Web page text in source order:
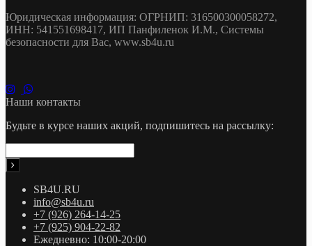
Юридическая информация: ОГРНИП: 316500300058272,
ИНН: 541551698417, ИП Панфиленок И.М., Системы
безопасности для Вас, www.sb4u.ru
Наши контакты
Будьте в курсе наших акций, подпишитесь на рассылку:
SB4U.RU
info@sb4u.ru
+7 (926) 264-14-25
+7 (925) 904-22-82
Ежедневно: 10:00-20:00